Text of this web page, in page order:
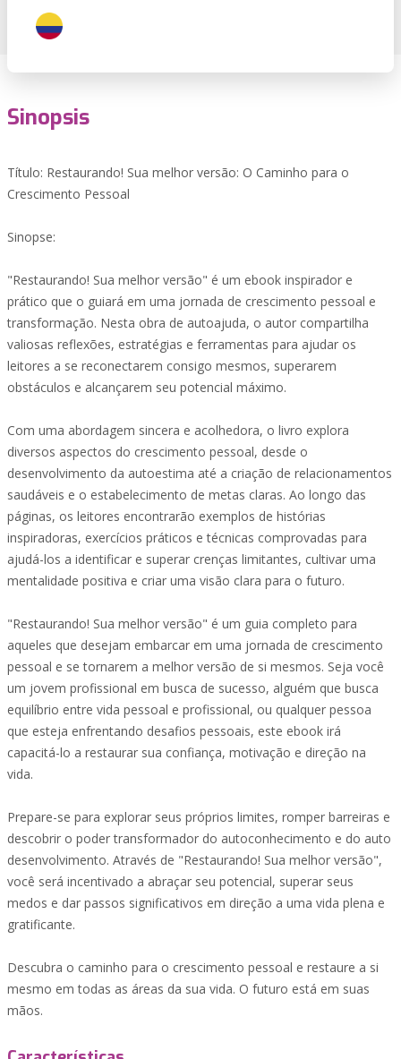
Sinopsis
Título: Restaurando! Sua melhor versão: O Caminho para o
Crescimento Pessoal
Sinopse:
"Restaurando! Sua melhor versão" é um ebook inspirador e
prático que o guiará em uma jornada de crescimento pessoal e
transformação. Nesta obra de autoajuda, o autor compartilha
valiosas reflexões, estratégias e ferramentas para ajudar os
leitores a se reconectarem consigo mesmos, superarem
obstáculos e alcançarem seu potencial máximo.
Com uma abordagem sincera e acolhedora, o livro explora
diversos aspectos do crescimento pessoal, desde o
desenvolvimento da autoestima até a criação de relacionamentos
saudáveis e o estabelecimento de metas claras. Ao longo das
páginas, os leitores encontrarão exemplos de histórias
inspiradoras, exercícios práticos e técnicas comprovadas para
ajudá-los a identificar e superar crenças limitantes, cultivar uma
mentalidade positiva e criar uma visão clara para o futuro.
"Restaurando! Sua melhor versão" é um guia completo para
aqueles que desejam embarcar em uma jornada de crescimento
pessoal e se tornarem a melhor versão de si mesmos. Seja você
um jovem profissional em busca de sucesso, alguém que busca
equilíbrio entre vida pessoal e profissional, ou qualquer pessoa
que esteja enfrentando desafios pessoais, este ebook irá
capacitá-lo a restaurar sua confiança, motivação e direção na
vida.
Prepare-se para explorar seus próprios limites, romper barreiras e
descobrir o poder transformador do autoconhecimento e do auto
desenvolvimento. Através de "Restaurando! Sua melhor versão",
você será incentivado a abraçar seu potencial, superar seus
medos e dar passos significativos em direção a uma vida plena e
gratificante.
Descubra o caminho para o crescimento pessoal e restaure a si
mesmo em todas as áreas da sua vida. O futuro está em suas
mãos.